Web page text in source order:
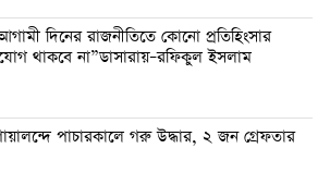
দিনের রাজনীতিতে কোনো প্রতিহিংসার
থাকবে না”ডাসারায়–রফিকুল ইসলাম
পাচারকালে গরু উদ্ধার, ২ জন গ্রেফতার